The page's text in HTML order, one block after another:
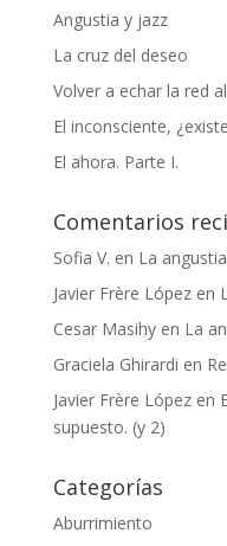
Angustia y jazz
La cruz del deseo
Volver a echar la red
El inconsciente,
El ahora. Parte I.
Comentarios
Sofia V. en La
Javier Frère Lópezen
Cesar Masihyen La
Graciela Ghirardi en
Javier Frère Lópezen
supuesto. (y 2)
Categorías
Aburrimiento